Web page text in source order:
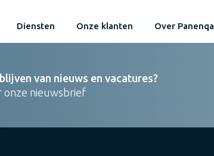
Diensten Onze klanten Over Panenqa
van nieuws en vacatures?
onze nieuwsbrief